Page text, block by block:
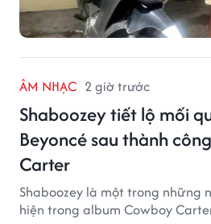
ÂM NHẠC 2 giờ trước
Shaboozey tiết lộ mối
Beyoncé sau thành
Carter
Shaboozey là một trong những
hiện trong album Cowboy